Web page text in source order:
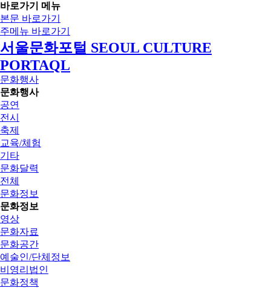
바로가기 메뉴
본문 바로가기
주메뉴 바로가기
서울문화포털 SEOUL CULTURE
PORTAQL
문화행사
문화행사
공연
전시
축제
교육/체험
기타
문화달력
전체
문화정보
문화정보
영상
문화자료
문화공간
예술인/단체정보
비영리법인
문화정책